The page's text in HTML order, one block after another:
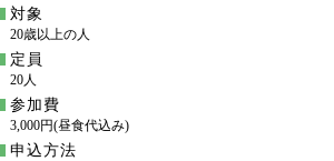
対象
20歳以上の人
定員
20人
参加費
3,000円(昼食代込み)
申込方法